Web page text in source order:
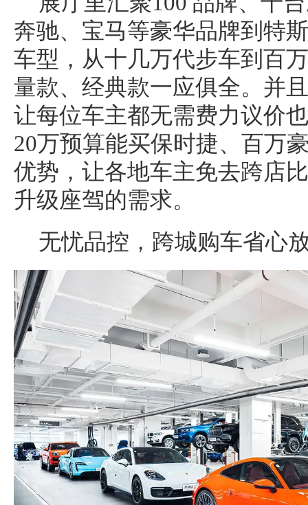
奔驰、宝马等豪华品牌到特
车型，从十几万代步车到百
量款、经典款一应俱全。并
让每位车主都无需费力议价
20万预算能买保时捷、百万
优势，让各地车主免去跨店
升级座驾的需求。
无忧品控，跨城购车省心